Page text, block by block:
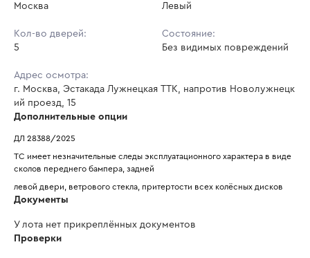
Москва
Левый
Кол-во дверей:
5
Состояние:
Без видимых повреждений
Адрес осмотра:
г. Москва, Эстакада Лужнецкая ТТК, напротив Новолужнецк
ий проезд, 15
Дополнительные опции
ДЛ 28388/2025
ТС имеет незначительные следы эксплуатационного характера в виде
сколов переднего бампера, задней
левой двери, ветрового стекла, притертости всех колёсных дисков
Документы
У лота нет прикреплённых документов
Проверки